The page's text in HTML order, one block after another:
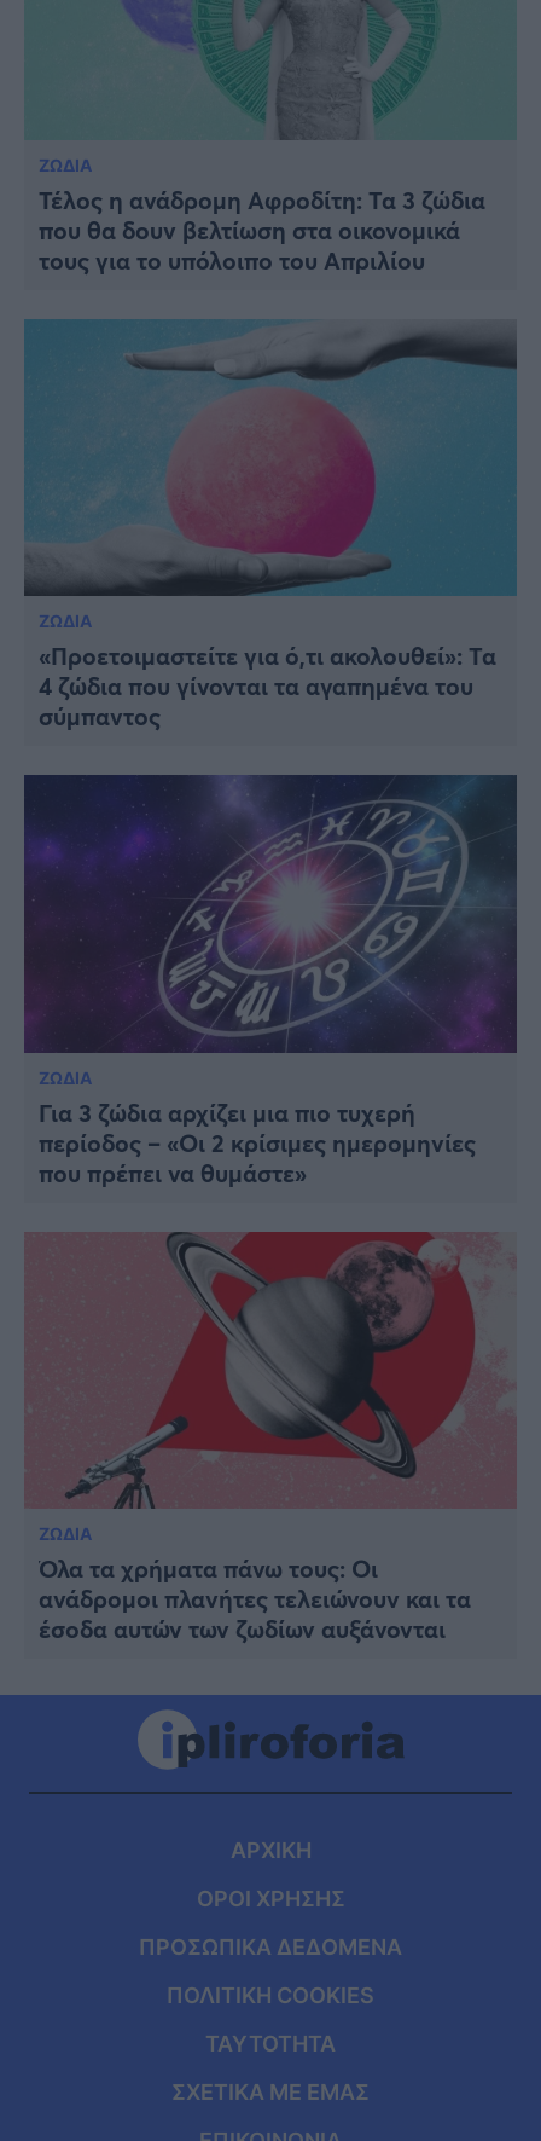
ΖΩΔΙΑ
Τέλος η ανάδρομη Αφροδίτη: Τα 3 ζώδια
που θα δουν βελτίωση στα οικονομικά
τους για το υπόλοιπο του Απριλίου
ΖΩΔΙΑ
«Προετοιμαστείτε για ό,τι ακολουθεί»: Τα
4 ζώδια που γίνονται τα αγαπημένα του
σύμπαντος
ΖΩΔΙΑ
Για 3 ζώδια αρχίζει μια πιο τυχερή
περίοδος – «Οι 2 κρίσιμες ημερομηνίες
που πρέπει να θυμάστε»
ΖΩΔΙΑ
Όλα τα χρήματα πάνω τους: Οι
ανάδρομοι πλανήτες τελειώνουν και τα
έσοδα αυτών των ζωδίων αυξάνονται
ΑΡΧΙΚΗ
ΟΡΟΙ ΧΡΗΣΗΣ
ΠΡΟΣΩΠΙΚΑ ΔΕΔΟΜΕΝΑ
ΠΟΛΙΤΙΚΗ COOKIES
ΤΑΥΤΟΤΗΤΑ
ΣΧΕΤΙΚΑ ΜΕ ΕΜΑΣ